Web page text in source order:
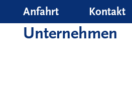
Anfahrt Kontakt
Unternehmen